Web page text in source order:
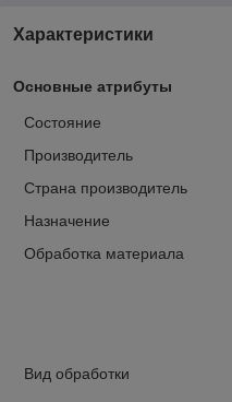
Характеристики
Основные атрибуты
Состояние
Производитель
Страна производитель
Назначение
Обработка материала
Вид обработки